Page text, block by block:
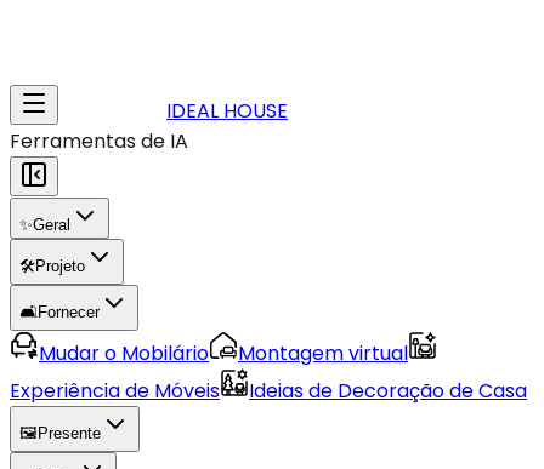
IDEAL HOUSE
Ferramentas de IA
✨Geral
🛠️Projeto
🛋️Fornecer
Mudar o Mobilário
Montagem virtual
Experiência de Móveis
Ideias de Decoração de Casa
🖼️ Presente